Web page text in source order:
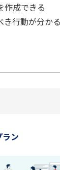
作成できる
き行動が分かる
ン